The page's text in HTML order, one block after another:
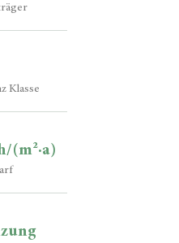
Klasse
(m²·a)